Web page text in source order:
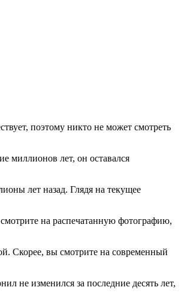
поэтому никто не может смотреть
миллионов лет, он оставался
лет назад. Глядя на текущее
смотрите на распечатанную фотографию,
Скорее, вы смотрите на современный
не изменился за последние десять лет,